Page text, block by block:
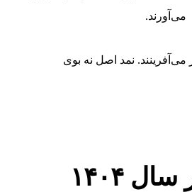
می‌آورند.
نمد اصل نه بوی